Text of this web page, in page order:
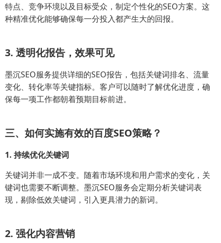
特点、竞争环境以及目标受众，制定个性化的SEO方案。这
种精准优化能够确保每一分投入都产生大的回报。
3. 透明化报告，效果可见
墨沉SEO服务提供详细的SEO报告，包括关键词排名、流量
变化、转化率等关键指标。客户可以随时了解优化进度，确
保每一项工作都朝着预期目标前进。
三、如何实施有效的百度SEO策略？
1. 持续优化关键词
关键词并非一成不变。随着市场环境和用户需求的变化，关
键词也需要不断调整。墨沉SEO服务会定期分析关键词表
现，剔除低效关键词，引入更具潜力的新词。
2. 强化内容营销